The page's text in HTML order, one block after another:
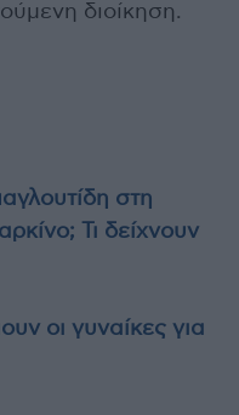
διοίκηση.
στη
Τι δείχνουν
οι γυναίκες για